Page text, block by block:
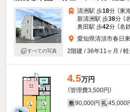
すべての写真
清洲駅 歩18分 （東
新清洲駅 歩38分 （
奥田駅 歩42分 （名
愛知県清須市春日
2階建 / 36年11ヶ月 /
4.5万円
（管理費3,500円）
敷 90,000円 礼 45,000